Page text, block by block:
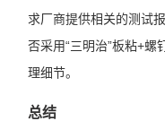
求厂商提供相关的测试
否采用“三明治”板粘+
理细节。
总结